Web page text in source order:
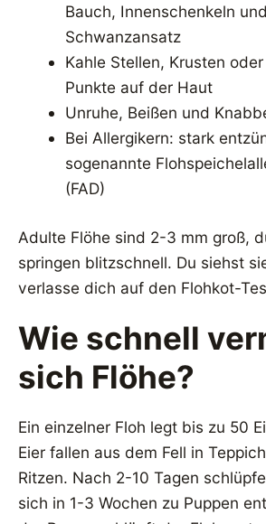
Bauch, Innenschenkeln und
Schwanzansatz
Kahle Stellen, Krusten
Punkte auf der Haut
Unruhe, Beißen und
Bei Allergikern: stark
sogenannte
(FAD)
Adulte Flöhe sind 2-3 mm groß,
springen blitzschnell. Du siehst
verlasse dich auf den Flohkot-
Wie schnell
sich Flöhe?
Ein einzelner Floh legt bis zu 50
Eier fallen aus dem Fell in
Ritzen. Nach 2-10 Tagen
sich in 1-3 Wochen zu Puppen